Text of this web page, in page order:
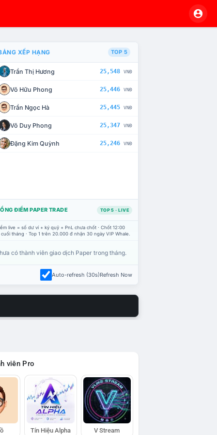
CHẾ TÀI XỬ LÝ VI PHẠM
XẾP HẠNG TOP 5
Trần Thị Hương 25,548 VNĐ
Võ Hữu Phong 25,446 VNĐ
Trần Ngọc Hà 25,445 VNĐ
Võ Duy Phong 25,347 VNĐ
Đặng Kim Quỳnh 25,246 VNĐ
ĐIỂM PAPER TRADE TOP 5 · LIVE
live = số dư ví + ký quỹ + PnL chưa chốt · Chốt 12:00
tháng · Top 1 trên 20.000 đ nhận 30 ngày VIP Whale.
có thành viên giao dịch Paper trong tháng.
Auto-refresh (30s)Refresh Now
viên Pro
Tín Hiệu Alpha V Stream